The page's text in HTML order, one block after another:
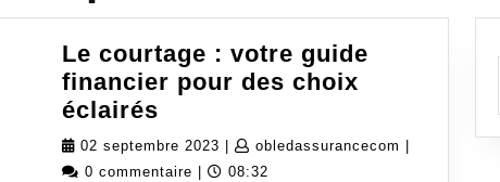
Le courtage : votre guide
financier pour des choix
éclairés
courtage
:
02 septembre 2023 02
septembre
obledassurancecom
0 commentaire
08:32